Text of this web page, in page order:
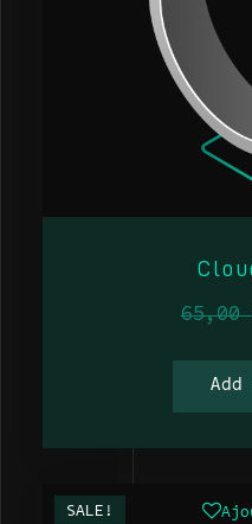
65,00
SALE!